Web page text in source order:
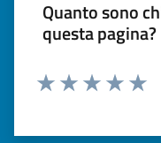
Quanto sono
questa pagina?